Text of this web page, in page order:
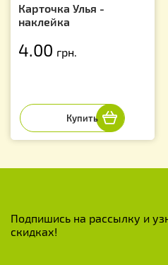
Карточка Улья -
наклейка
4.00 грн.
Подпишись на рассылку и
скидках!